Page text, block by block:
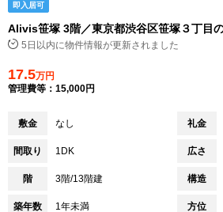
即入居可
Alivis笹塚 3階／東京都渋谷区笹塚３丁目
5日以内に物件情報が更新されました
17.5万円
管理費等：15,000円
敷金 なし 礼金
間取り 1DK 広さ
階 3階/13階建 構造
築年数 1年未満 方位